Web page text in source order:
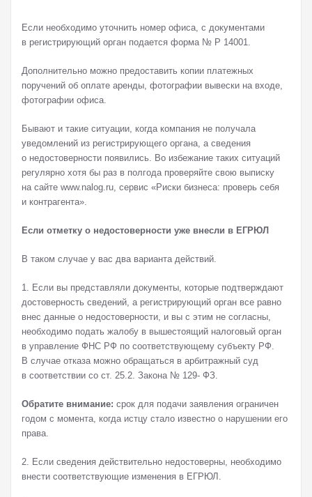
Если необходимо уточнить номер офиса, с документами
в регистрирующий орган подается форма № Р 14001.
Дополнительно можно предоставить копии платежных
поручений об оплате аренды, фотографии вывески на входе,
фотографии офиса.
Бывают и такие ситуации, когда компания не получала
уведомлений из регистрирующего органа, а сведения
о недостоверности появились. Во избежание таких ситуаций
регулярно хотя бы раз в полгода проверяйте свою выписку
на сайте www.nalog.ru, сервис «Риски бизнеса: проверь себя
и контрагента».
Если отметку о недостоверности уже внесли в ЕГРЮЛ
В таком случае у вас два варианта действий.
1. Если вы представляли документы, которые подтверждают
достоверность сведений, а регистрирующий орган все равно
внес данные о недостоверности, и вы с этим не согласны,
необходимо подать жалобу в вышестоящий налоговый орган
в управление ФНС РФ по соответствующему субъекту РФ.
В случае отказа можно обращаться в арбитражный суд
в соответствии со ст. 25.2. Закона № 129- ФЗ.
Обратите внимание: срок для подачи заявления ограничен
годом с момента, когда истцу стало известно о нарушении его
права.
2. Если сведения действительно недостоверны, необходимо
внести соответствующие изменения в ЕГРЮЛ.